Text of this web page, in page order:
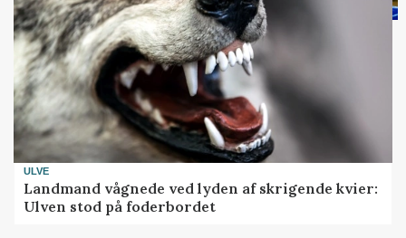
ULVE
Landmand vågnede ved lyden af skrigende kvier:
Ulven stod på foderbordet